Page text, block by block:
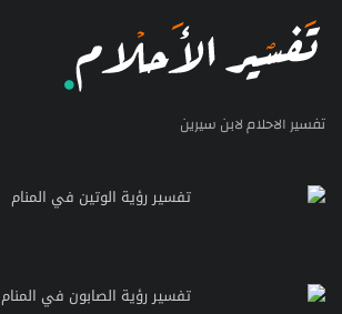
تفسير الاحلام لابن سيرين
تفسير رؤية الوتين في المنام
تفسير رؤية الصابون في المنام